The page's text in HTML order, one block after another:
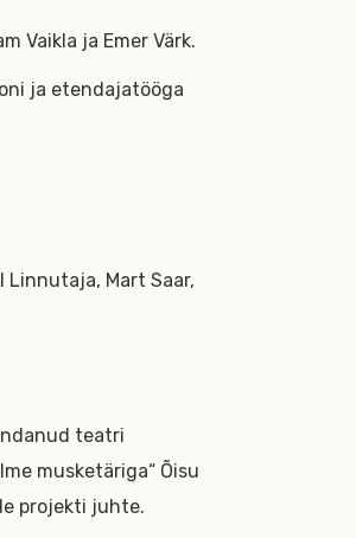
Vaikla ja Emer Värk.
ja etendajatööga
Linnutaja, Mart Saar,
teatri
musketäriga“ Õisu
projekti juhte.